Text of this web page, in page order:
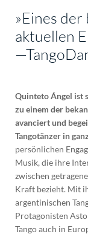
»Eines
aktuellen
Quinteto Ángel ist
zu einem der
avanciert und
Tangotänzer in
persönlichen
Musik, die ihre
zwischen
Kraft bezieht. Mit
argentinischen
Protagonisten
Tango auch in